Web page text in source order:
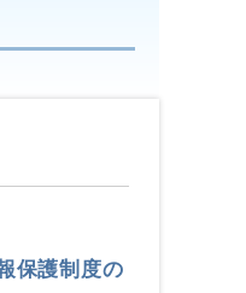
保護制度の